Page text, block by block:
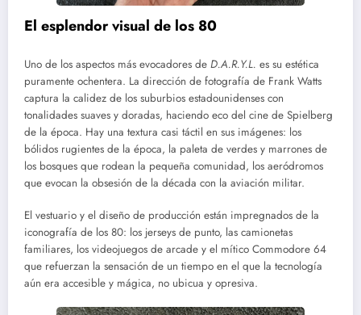
El esplendor visual de los 80
Uno de los aspectos más evocadores de D.A.R.Y.L. es su estética
puramente ochentera. La dirección de fotografía de Frank Watts
captura la calidez de los suburbios estadounidenses con
tonalidades suaves y doradas, haciendo eco del cine de Spielberg
de la época. Hay una textura casi táctil en sus imágenes: los
bólidos rugientes de la época, la paleta de verdes y marrones de
los bosques que rodean la pequeña comunidad, los aeródromos
que evocan la obsesión de la década con la aviación militar.
El vestuario y el diseño de producción están impregnados de la
iconografía de los 80: los jerseys de punto, las camionetas
familiares, los videojuegos de arcade y el mítico Commodore 64
que refuerzan la sensación de un tiempo en el que la tecnología
aún era accesible y mágica, no ubicua y opresiva.